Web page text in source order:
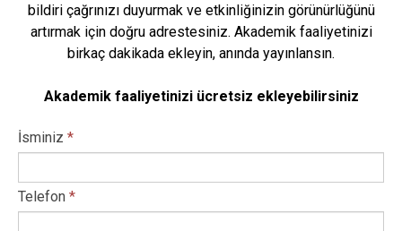
bildiri çağrınızı duyurmak ve etkinliğinizin görünürlüğünü
artırmak için doğru adrestesiniz. Akademik faaliyetinizi
birkaç dakikada ekleyin, anında yayınlansın.
Akademik faaliyetinizi ücretsiz ekleyebilirsiniz
İsminiz *
Telefon *